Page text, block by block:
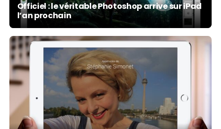
Officiel : le véritable Photoshop arrive sur iPad
l’an prochain